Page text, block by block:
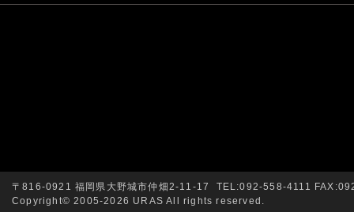
〒816-0921 福岡県大野城市仲畑2-11-17 TEL:092-558-4111
Copyright© 2005-2026 URAS All rights reserved.